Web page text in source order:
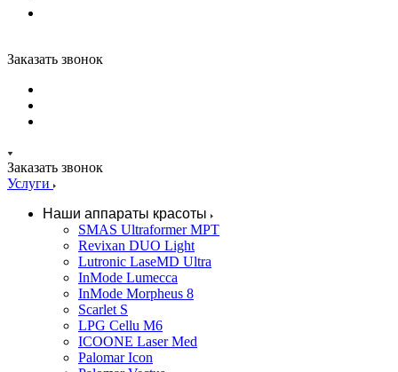
Заказать звонок
Заказать звонок
Услуги
Наши аппараты красоты
SMAS Ultraformer MPT
Revixan DUO Light
Lutronic LaseMD Ultra
InMode Lumecca
InMode Morpheus 8
Scarlet S
LPG Cellu M6
ICOONE Laser Med
Palomar Icon